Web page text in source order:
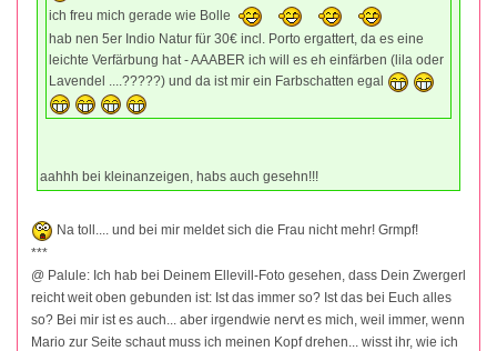
ich freu mich gerade wie Bolle
hab nen 5er Indio Natur für 30€ incl. Porto ergattert, da es eine
leichte Verfärbung hat - AAABER ich will es eh einfärben (lila oder
Lavendel ....?????) und da ist mir ein Farbschatten egal
aahhh bei kleinanzeigen, habs auch gesehn!!!
Na toll.... und bei mir meldet sich die Frau nicht mehr! Grmpf!
***
@ Palule: Ich hab bei Deinem Ellevill-Foto gesehen, dass Dein Zwergerl
reicht weit oben gebunden ist: Ist das immer so? Ist das bei Euch alles
so? Bei mir ist es auch... aber irgendwie nervt es mich, weil immer, wenn
Mario zur Seite schaut muss ich meinen Kopf drehen... wisst ihr, wie ich